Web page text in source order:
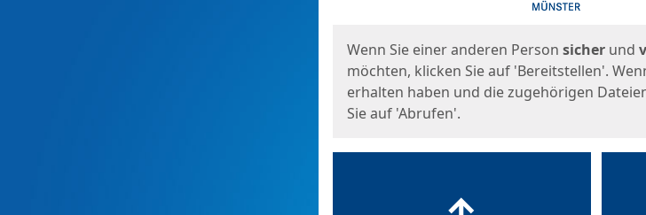
Wenn Sie einer anderen Person sicher und
möchten, klicken Sie auf 'Bereitstellen'.
erhalten haben und die zugehörigen
Sie auf 'Abrufen'.